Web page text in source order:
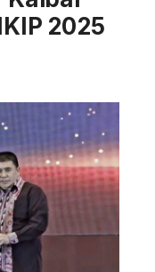
2025